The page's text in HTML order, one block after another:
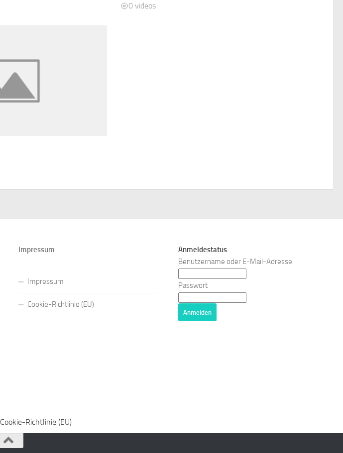
0 videos
Impressum
Impressum
Cookie-Richtlinie (EU)
Anmeldestatus
Benutzername oder E-Mail-Adresse
Passwort
Cookie-Richtlinie (EU)